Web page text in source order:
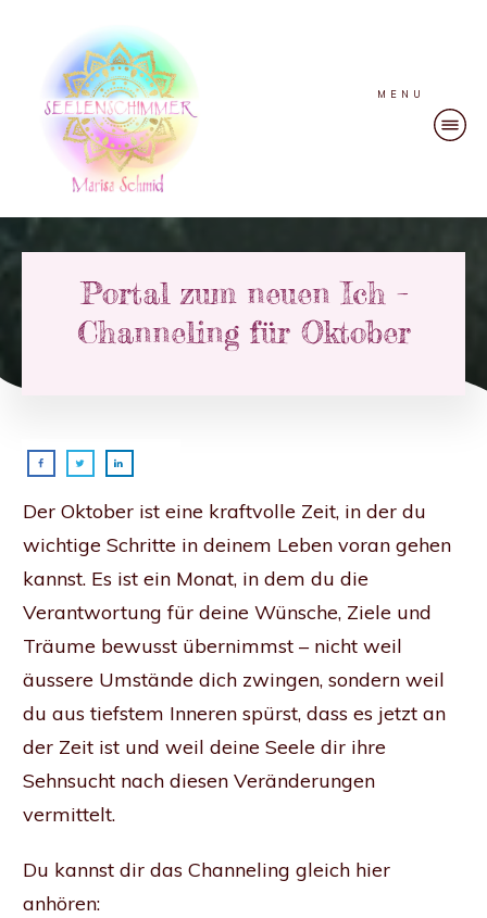
MENU
Portal zum neuen Ich –
Channeling für Oktober
Der Oktober ist eine kraftvolle Zeit, in der du
wichtige Schritte in deinem Leben voran gehen
kannst. Es ist ein Monat, in dem du die
Verantwortung für deine Wünsche, Ziele und
Träume bewusst übernimmst – nicht weil
äussere Umstände dich zwingen, sondern weil
du aus tiefstem Inneren spürst, dass es jetzt an
der Zeit ist und weil deine Seele dir ihre
Sehnsucht nach diesen Veränderungen
vermittelt.
Du kannst dir das Channeling gleich hier
anhören: